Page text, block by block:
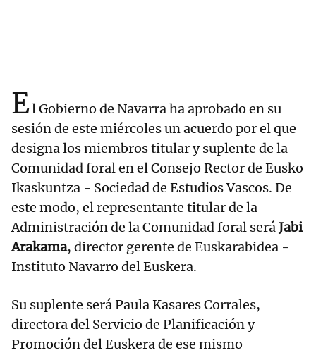
El Gobierno de Navarra ha aprobado en su
sesión de este miércoles un acuerdo por el que
designa los miembros titular y suplente de la
Comunidad foral en el Consejo Rector de Eusko
Ikaskuntza - Sociedad de Estudios Vascos. De
este modo, el representante titular de la
Administración de la Comunidad foral seráJabi
Arakama, director gerente de Euskarabidea -
Instituto Navarro del Euskera.
Su suplente será Paula Kasares Corrales,
directora del Servicio de Planificación y
Promoción del Euskera de ese mismo